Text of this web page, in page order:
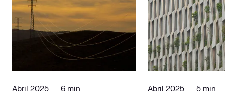
Abril 2025 6 min Abril 2025 5 min